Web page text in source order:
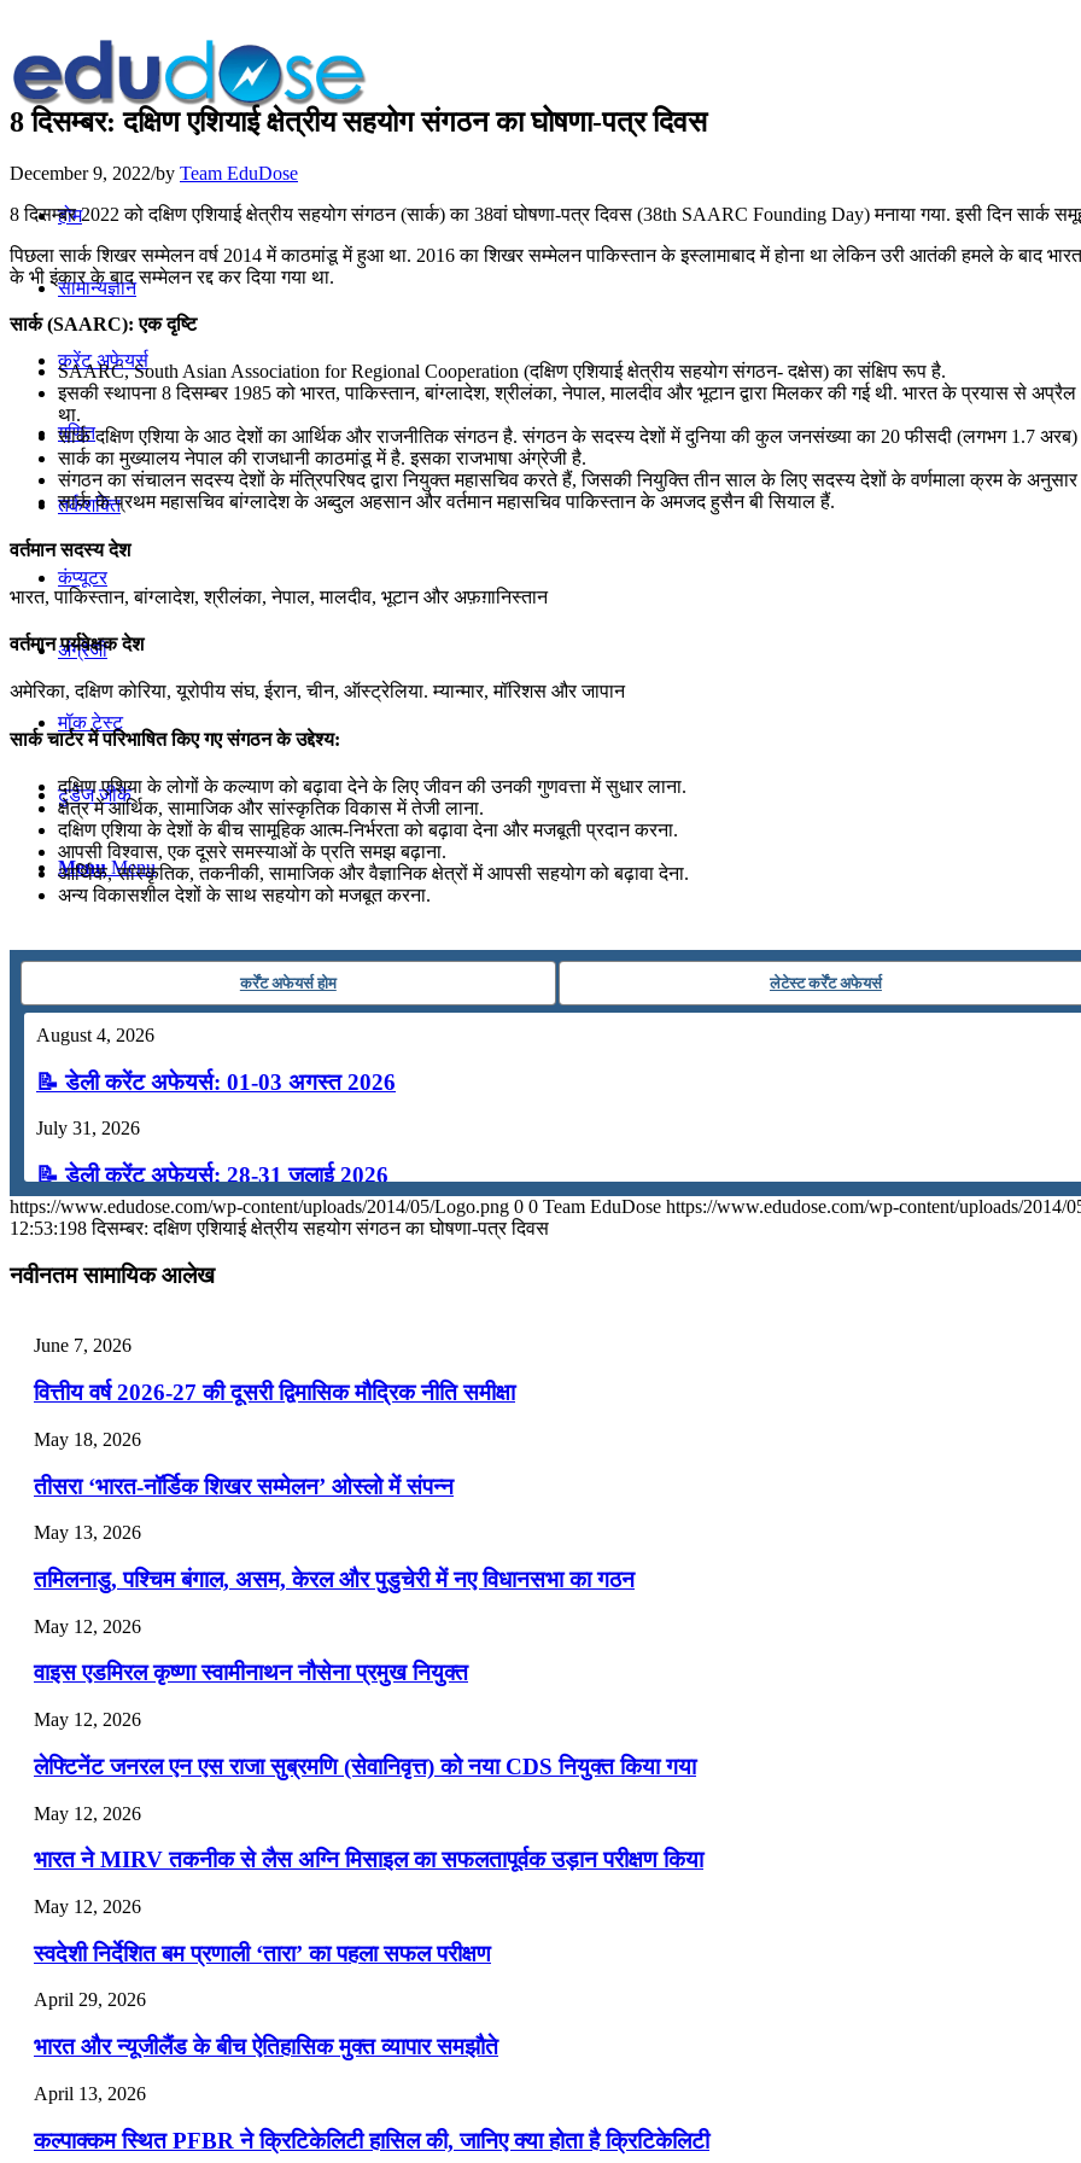
होम
सामान्यज्ञान
करेंट अफेयर्स
गणित
तर्कशक्ति
कंप्यूटर
अंग्रेजी
मॉक टेस्ट
टुडेज जीके
Menu Menu
8 दिसम्बर: दक्षिण एशियाई क्षेत्रीय सहयोग संगठन का घोषणा-पत्र दिवस
December 9, 2022/by Team EduDose
8 दिसम्बर 2022 को दक्षिण एशियाई क्षेत्रीय सहयोग संगठन (सार्क) का 38वां घोषणा-पत्र दिवस (38th SAARC Founding Day) मनाया गया. इसी दिन सार्क
पिछला सार्क शिखर सम्‍मेलन वर्ष 2014 में काठमांडू में हुआ था. 2016 का शिखर सम्‍मेलन पाकिस्‍तान के इस्‍लामाबाद में होना था लेकिन उरी आतंकी हमले के बाद
के भी इंकार के बाद सम्‍मेलन रद्द कर दिया गया था.
सार्क (SAARC): एक दृष्टि
SAARC, South Asian Association for Regional Cooperation (दक्षिण एशियाई क्षेत्रीय सहयोग संगठन- दक्षेस) का संक्षिप रूप है.
इसकी स्थापना 8 दिसम्बर 1985 को भारत, पाकिस्तान, बांग्लादेश, श्रीलंका, नेपाल, मालदीव और भूटान द्वारा मिलकर की गई थी. भारत के प्रयास से
था.
सार्क दक्षिण एशिया के आठ देशों का आर्थिक और राजनीतिक संगठन है. संगठन के सदस्य देशों में दुनिया की कुल जनसंख्या का 20 फीसदी (लगभग 1.7 अरब)
सार्क का मुख्यालय नेपाल की राजधानी काठमांडू में है. इसका राजभाषा अंग्रेजी है.
संगठन का संचालन सदस्य देशों के मंत्रिपरिषद द्वारा नियुक्त महासचिव करते हैं, जिसकी नियुक्ति तीन साल के लिए सदस्य देशों के वर्णमाला क्रम के अनुसार
सार्क के प्रथम महासचिव बांग्लादेश के अब्दुल अहसान और वर्तमान महासचिव पाकिस्तान के अमजद हुसैन बी सियाल हैं.
वर्तमान सदस्य देश
भारत, पाकिस्तान, बांग्लादेश, श्रीलंका, नेपाल, मालदीव, भूटान और अफ़ग़ानिस्तान
वर्तमान पर्यवेक्षक देश
अमेरिका, दक्षिण कोरिया, यूरोपीय संघ, ईरान, चीन, ऑस्ट्रेलिया. म्यान्मार, मॉरिशस और जापान
सार्क चार्टर में परिभाषित किए गए संगठन के उद्देश्य:
दक्षिण एशिया के लोगों के कल्याण को बढ़ावा देने के लिए जीवन की उनकी गुणवत्ता में सुधार लाना.
क्षेत्र में आर्थिक, सामाजिक और सांस्कृतिक विकास में तेजी लाना.
दक्षिण एशिया के देशों के बीच सामूहिक आत्म-निर्भरता को बढ़ावा देना और मजबूती प्रदान करना.
आपसी विश्वास, एक दूसरे समस्याओं के प्रति समझ बढ़ाना.
आर्थिक, सांस्कृतिक, तकनीकी, सामाजिक और वैज्ञानिक क्षेत्रों में आपसी सहयोग को बढ़ावा देना.
अन्य विकासशील देशों के साथ सहयोग को मजबूत करना.
कर्रेंट अफेयर्स होम लेटेस्ट कर्रेंट अफेयर्स
August 4, 2026
📝 डेली करेंट अफेयर्स: 01-03 अगस्त 2026
July 31, 2026
📝 डेली करेंट अफेयर्स: 28-31 जुलाई 2026
July 28, 2026
📝 डेली करेंट अफेयर्स: 25-27 जुलाई 2026
📝 डेली करेंट अफेयर्स: 22-24 जुलाई 2026
July 22, 2026
📝 डेली करेंट अफेयर्स: 19-21 जुलाई 2026
July 19, 2026
📝 डेली करेंट अफेयर्स: 16-18 जुलाई 2026
July 16, 2026
📝 डेली करेंट अफेयर्स: 13-15 जुलाई 2026
https://www.edudose.com/wp-content/uploads/2014/05/Logo.png 0 0 Team EduDose https://www.edudose.com/wp-content/uploads/2014/
12:53:198 दिसम्बर: दक्षिण एशियाई क्षेत्रीय सहयोग संगठन का घोषणा-पत्र दिवस
नवीनतम सामायिक आलेख
June 7, 2026
वित्तीय वर्ष 2026-27 की दूसरी द्विमासिक मौद्रिक नीति समीक्षा
May 18, 2026
तीसरा ‘भारत-नॉर्डिक शिखर सम्मेलन’ ओस्लो में संपन्न
May 13, 2026
तमिलनाडु, पश्चिम बंगाल, असम, केरल और पुडुचेरी में नए विधानसभा का गठन
May 12, 2026
वाइस एडमिरल कृष्णा स्वामीनाथन नौसेना प्रमुख नियुक्त
May 12, 2026
लेफ्टिनेंट जनरल एन एस राजा सुब्रमणि (सेवानिवृत्त) को नया CDS नियुक्त किया गया
May 12, 2026
भारत ने MIRV तकनीक से लैस अग्नि मिसाइल का सफलतापूर्वक उड़ान परीक्षण किया
May 12, 2026
स्वदेशी निर्देशित बम प्रणाली ‘तारा’ का पहला सफल परीक्षण
April 29, 2026
भारत और न्यूजीलैंड के बीच ऐतिहासिक मुक्त व्यापार समझौते
April 13, 2026
कल्पाक्कम स्थित PFBR ने क्रिटिकेलिटी हासिल की, जानिए क्या होता है क्रिटिकेलिटी